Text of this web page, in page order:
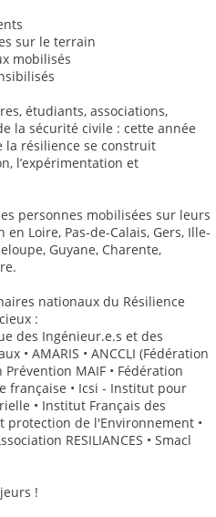
sur le terrain
mobilisés
étudiants, associations,
la sécurité civile : cette année
résilience se construit
l’expérimentation et
personnes mobilisées sur leurs
Loire, Pas-de-Calais, Gers, Ille-
Guyane, Charente,
nationaux du Résilience
:
des Ingénieur.e.s et des
• AMARIS • ANCCLI (Fédération
MAIF • Fédération
française • Icsi - Institut pour
• Institut Français des
protection de l'Environnement •
RESILIANCES • Smacl
!